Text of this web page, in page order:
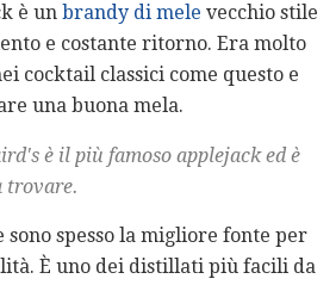
è un brandy di mele vecchio stile
e costante ritorno. Era molto
cocktail classici come questo e
una buona mela.
è il più famoso applejack ed è
trovare.
spesso la migliore fonte per
È uno dei distillati più facili da